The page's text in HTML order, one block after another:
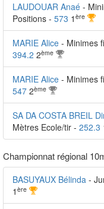
LAUDOUAR Anaé -
Positions - 573 1 ère
MARIE Alice - Minimes
394.2 2ème
MARIE Alice - Minimes
547 2ème
SA DA COSTA BREIL
Mètres Ecole/tir - 252.3
Championnat régional
BASUYAUX Bélinda -
1 ère